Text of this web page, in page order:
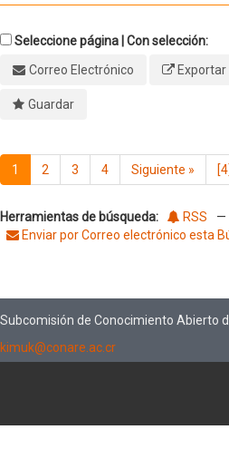
Seleccione página | Con selección:
Correo Electrónico
Exportar
Guardar
1 2 3 4 Siguiente » [4]
Herramientas de búsqueda: RSS
—
Enviar por Correo electrónico esta
Subcomisión de Conocimiento Abierto
kimuk@conare.ac.cr